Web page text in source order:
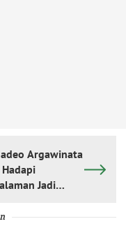
Argawinata
Jadi